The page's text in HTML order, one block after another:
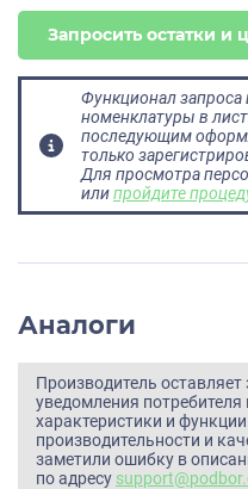
Запросить остатки и
Функционал запроса
номенклатуры в
последующим
только
Для просмотра
илипройдите
Аналоги
Производитель оставляет
уведомления
характеристики и
производительности и
заметили ошибку в
по адресу